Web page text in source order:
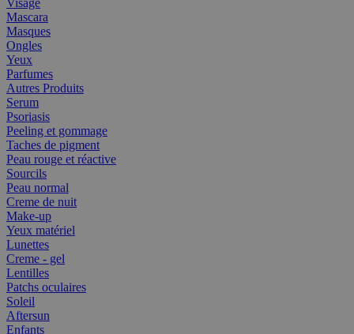
Visage
Mascara
Masques
Ongles
Yeux
Parfumes
Autres Produits
Serum
Psoriasis
Peeling et gommage
Taches de pigment
Peau rouge et réactive
Sourcils
Peau normal
Creme de nuit
Make-up
Yeux matériel
Lunettes
Creme - gel
Lentilles
Patchs oculaires
Soleil
Aftersun
Enfants